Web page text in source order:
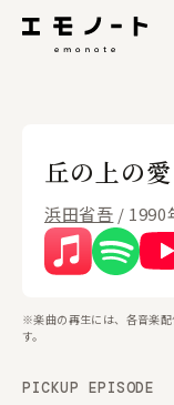
丘の上の愛
浜田省吾 / 1990
※楽曲の再生には、各音楽
す。
PICKUP EPISODE